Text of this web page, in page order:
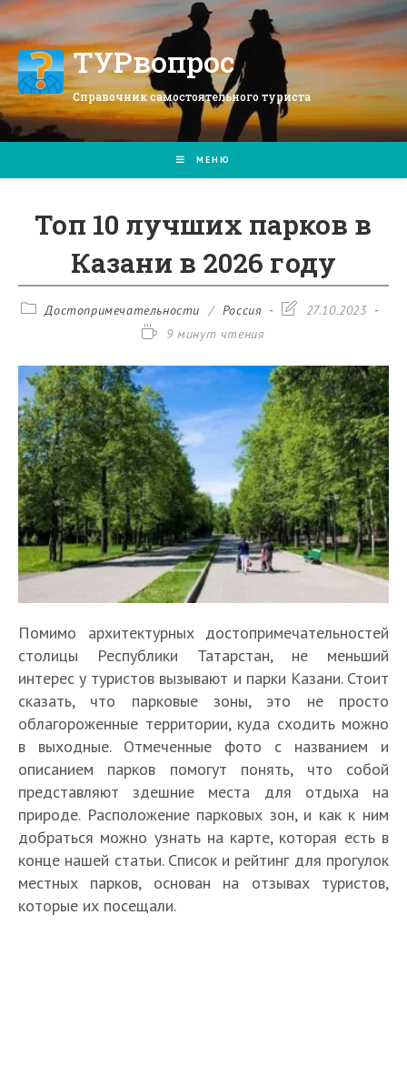
Перейти
к
содержимомуТУРвопрос
Справочник самостоятельного туриста
МЕНЮ
Топ 10 лучших парков в
Казани в 2026 году
РубрикаДостопримечательности / Россия
Запись27.10.2023
Время9 минут чтения
Помимо архитектурных достопримечательностей
столицы Республики Татарстан, не меньший
интерес у туристов вызывают и парки Казани. Стоит
сказать, что парковые зоны, это не просто
облагороженные территории, куда сходить можно
в выходные. Отмеченные фото с названием и
описанием парков помогут понять, что собой
представляют здешние места для отдыха на
природе. Расположение парковых зон, и как к ним
добраться можно узнать на карте, которая есть в
конце нашей статьи. Список и рейтинг для прогулок
местных парков, основан на отзывах туристов,
которые их посещали.